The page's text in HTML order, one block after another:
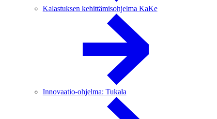
Kalastuksen kehittämisohjelma KaKe
Innovaatio-ohjelma: Tukala